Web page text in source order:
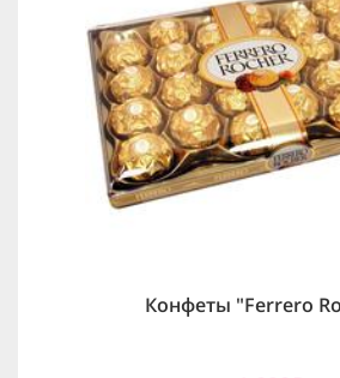
Конфеты "Ferrero